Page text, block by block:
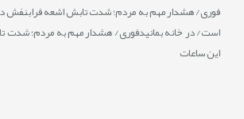
فوری/ هشدار مهم به مردم؛ شدت تابش اشعه فرابنفش
است/ در خانه بمانیدفوری/ هشدار مهم به مردم؛ شدت
این ساعات